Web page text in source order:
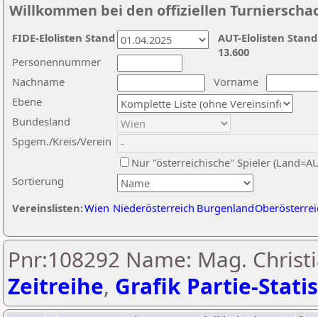
Willkommen bei den offiziellen
Nachname
Vorname
Ebene
Sortierung
Personennummer
Bundesland
Spgem./Kreis/Verein
Nur "österreichische" Spieler
Vereinslisten:Wien Niederösterreich Burgenland
AUT-Elolisten
13.600
FIDE-Elolisten Stand
Pnr:108292 Name: Mag.
Zeitreihe, Grafik Partie-